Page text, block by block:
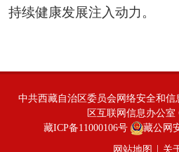
持续健康发展注入动力。
中共西藏自治区委员会网络安全和
区互联网信息办公
藏ICP备11000106号
藏公网
网站地图 关